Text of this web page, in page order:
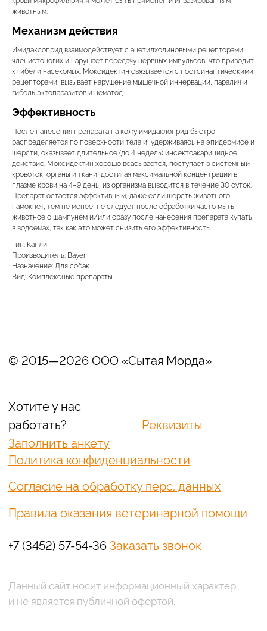
животным.
Механизм действия
Имидаклоприд взаимодействует с ацетилхолиновыми рецепторами
членистоногих и нарушает передачу нервных импульсов, что приводит
к гибели насекомых. Моксидектин связывается с постсинаптическими
рецепторами, вызывает нарушение мышечной иннервации, паралич и
гибель эктопаразитов и нематод.
Эффективность
После нанесения препарата на кожу имидаклоприд быстро
распределяется по поверхности тела и, удерживаясь на эпидермисе и
шерсти, оказывает длительное (до 4 недель) инсектоакарицидное
действие. Моксидектин хорошо всасывается, поступает в системный
кровоток, органы и ткани, достигая максимальной концентрации в
плазме крови на 4–9 день, из организма выводится в течение 30 суток.
Препарат остается эффективным, даже если шерсть животного
намокнет, тем не менее, не следует после обработки часто мыть
животное с шампунем и/или сразу после нанесения препарата купать
в водоемах, так как это может снизить его эффективность.
Тип: Капли
Производитель: Bayer
Назначение: Для собак
Вид: Комплексные препараты
Данный сайт носит информационный характер
и не является публичной офертой.
Политика конфиденциальности
Согласие на обработку перс. данных
+7 (3452) 57-54-36Заказать звонок
Хотите у нас
работать?
Заполнить анкету
Правила оказания ветеринарной помощи
Реквизиты